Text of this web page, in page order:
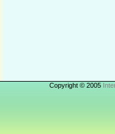
Copyright © 2005